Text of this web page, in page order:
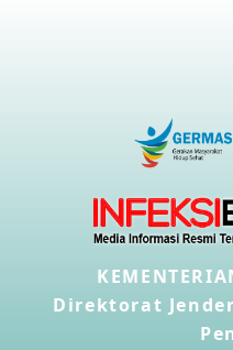
Penyakit virus Hanta
Penyakit
Direktorat